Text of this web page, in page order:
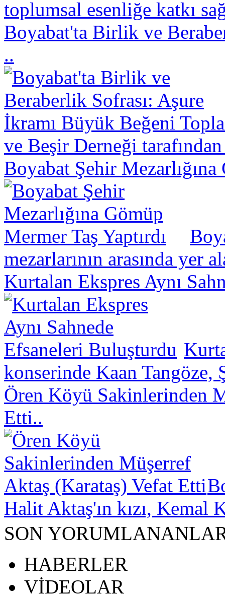
toplumsal esenliğe katkı
Boyabat'ta Birlik ve
..
ve Beşir Derneği
Boyabat Şehir Mezarlığına
mezarlarının arasında yer
Kurtalan Ekspres Aynı
konserinde Kaan Tangöze,
Ören Köyü Sakinlerinden
Etti..
Halit Aktaş'ın kızı, Kemal
SON
HABERLER
VİDEOLAR